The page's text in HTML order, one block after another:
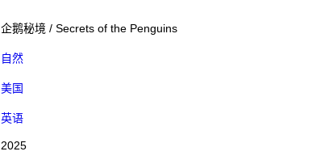
企鹅秘境 / Secrets of the Penguins
自然
美国
英语
2025